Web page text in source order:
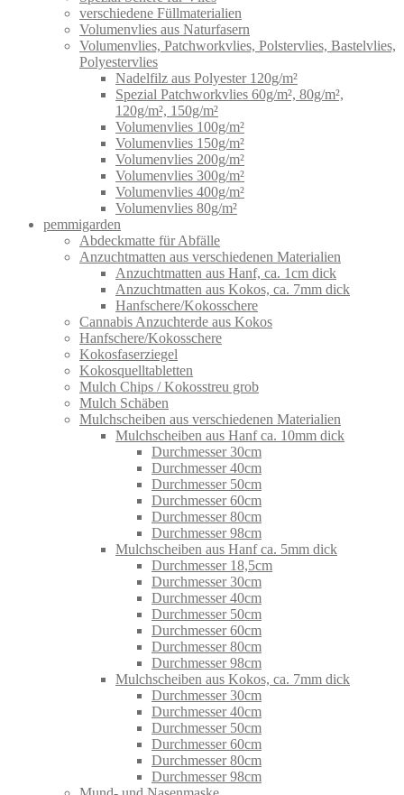
verschiedene Füllmaterialien
Volumenvlies aus Naturfasern
Volumenvlies, Patchworkvlies, Polstervlies, Bastelvlies,
Polyestervlies
Nadelfilz aus Polyester 120g/m²
Spezial Patchworkvlies 60g/m², 80g/m²,
120g/m², 150g/m²
Volumenvlies 100g/m²
Volumenvlies 150g/m²
Volumenvlies 200g/m²
Volumenvlies 300g/m²
Volumenvlies 400g/m²
Volumenvlies 80g/m²
pemmigarden
Abdeckmatte für Abfälle
Anzuchtmatten aus verschiedenen Materialien
Anzuchtmatten aus Hanf, ca. 1cm dick
Anzuchtmatten aus Kokos, ca. 7mm dick
Hanfschere/Kokosschere
Cannabis Anzuchterde aus Kokos
Hanfschere/Kokosschere
Kokosfaserziegel
Kokosquelltabletten
Mulch Chips / Kokosstreu grob
Mulch Schäben
Mulchscheiben aus verschiedenen Materialien
Mulchscheiben aus Hanf ca. 10mm dick
Durchmesser 30cm
Durchmesser 40cm
Durchmesser 50cm
Durchmesser 60cm
Durchmesser 80cm
Durchmesser 98cm
Mulchscheiben aus Hanf ca. 5mm dick
Durchmesser 18,5cm
Durchmesser 30cm
Durchmesser 40cm
Durchmesser 50cm
Durchmesser 60cm
Durchmesser 80cm
Durchmesser 98cm
Mulchscheiben aus Kokos, ca. 7mm dick
Durchmesser 30cm
Durchmesser 40cm
Durchmesser 50cm
Durchmesser 60cm
Durchmesser 80cm
Durchmesser 98cm